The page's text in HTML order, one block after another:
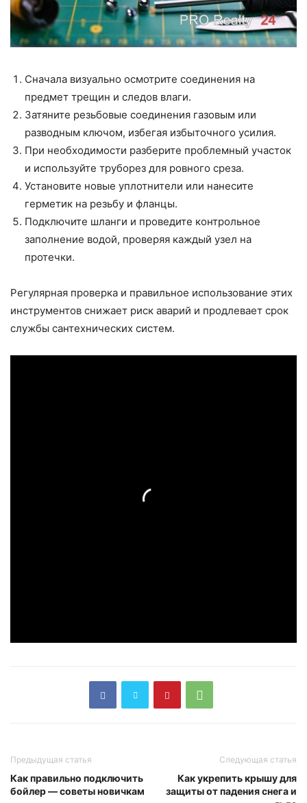
Сначала визуально осмотрите соединения на
предмет трещин и следов влаги.
Затяните резьбовые соединения газовым или
разводным ключом, избегая избыточного усилия.
При необходимости разберите проблемный участок
и используйте труборез для ровного среза.
Установите новые уплотнители или нанесите
герметик на резьбу и фланцы.
Подключите шланги и проведите контрольное
заполнение водой, проверяя каждый узел на
протечки.
Регулярная проверка и правильное использование этих
инструментов снижает риск аварий и продлевает срок
службы сантехнических систем.
Предыдущая статья
Как правильно подключить
бойлер — советы новичкам
Следующая статья
Как укрепить крышу для
защиты от падения снега и